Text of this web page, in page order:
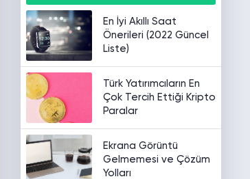
En İyi Akıllı Saat
Önerileri (2022 Güncel
Liste)
Türk Yatırımcıların En
Çok Tercih Ettiği Kripto
Paralar
Ekrana Görüntü
Gelmemesi ve Çözüm
Yolları